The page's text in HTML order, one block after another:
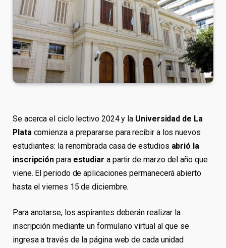
Se acerca el ciclo lectivo 2024 y la Universidad de La
Plata comienza a prepararse para recibir a los nuevos
estudiantes: la renombrada casa de estudios abrió la
inscripciónpara estudiar a partir de marzo del año que
viene. El periodo de aplicaciones permanecerá abierto
hasta el viernes 15 de diciembre.
Para anotarse, los aspirantes deberán realizar la
inscripción mediante un formulario virtual al que se
ingresa a través de la página web de cada unidad